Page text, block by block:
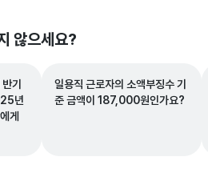
않으세요?
기
년
게
일용직 근로자의 소액부징수 기
준 금액이 187,000원인가요?